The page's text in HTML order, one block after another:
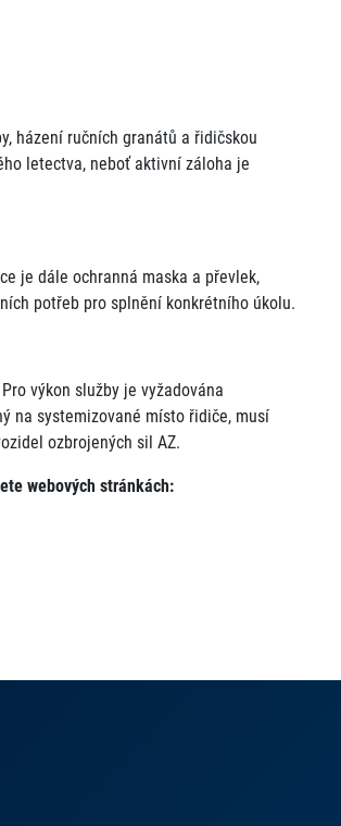
házení ručních granátů a řidičskou
letectva, neboť aktivní záloha je
je dále ochranná maska a převlek,
potřeb pro splnění konkrétního úkolu.
výkon služby je vyžadována
na systemizované místo řidiče, musí
ozbrojených sil AZ.
webových stránkách: